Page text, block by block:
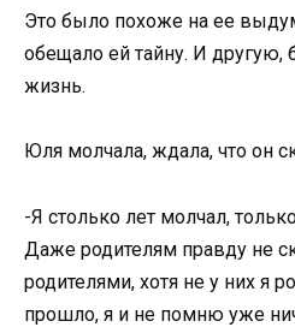
Это было похоже на ее
обещало ей тайну. И другую,
жизнь.
Юля молчала, ждала, что он
-Я столько лет молчал,
Даже родителям правду не
родителями, хотя не у них я
прошло, я и не помню уже